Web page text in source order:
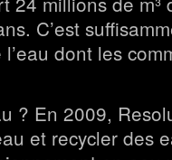
C’est
dont les
? En 2009,
et recycler des